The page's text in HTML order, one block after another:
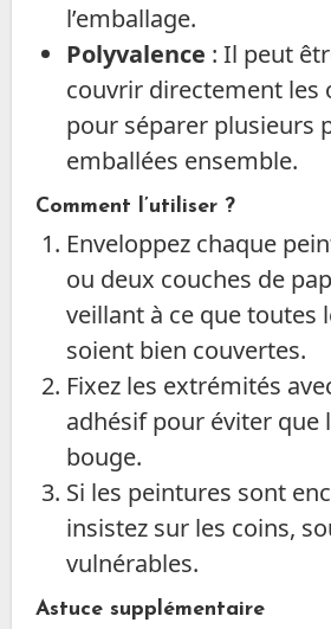
l’emballage.
Polyvalence : Il peut
couvrir directement les
pour séparer plusieurs
emballées ensemble.
Comment l’utiliser ?
Enveloppez chaque
ou deux couches de
veillant à ce que toutes
soient bien couvertes.
Fixez les extrémités
adhésif pour éviter que
bouge.
Si les peintures sont
insistez sur les coins,
vulnérables.
Astuce supplémentaire